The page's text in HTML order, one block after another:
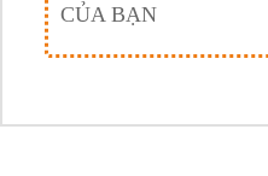
CỦA BẠN